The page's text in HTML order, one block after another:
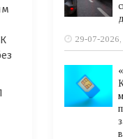
29-07-
в